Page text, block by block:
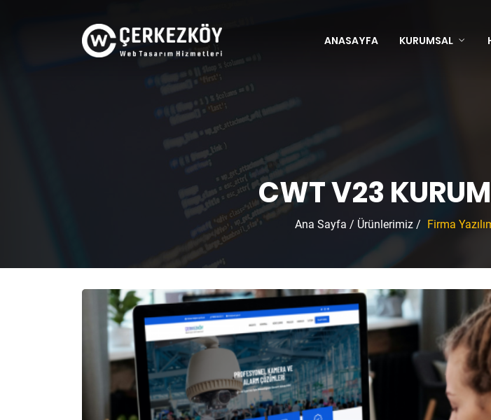
ANASAYFA KURUMSAL
CWT V23
Ana Sayfa / Ürünlerimiz / Firma